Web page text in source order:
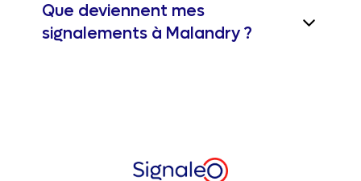
Que deviennent mes
signalements à Malandry ?